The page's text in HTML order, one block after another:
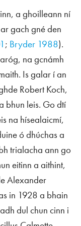
a ghoilleann ní
gach gné den
; Bryder 1988).
na gcnámh
Is galar í an
Robert Koch,
bhun leis. Go dtí
na hísealaicmí,
ó dhúchas a
trialacha ann go
eitinn a aithint,
Alexander
in 1928 a bhain
dul chun cinn i